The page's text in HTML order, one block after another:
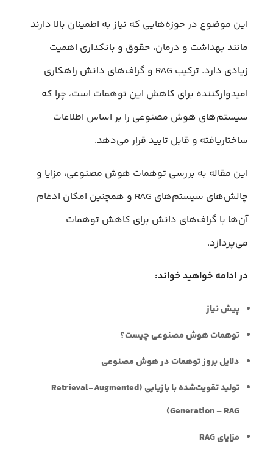
این موضوع در حوزه‌هایی که نیاز به اطمینان بالا دارند
مانند بهداشت و درمان، حقوق و بانکداری اهمیت
زیادی دارد. ترکیب RAG و گراف‌های دانش راهکاری
امیدوارکننده برای کاهش این توهمات است، چرا که
سیستم‌های هوش مصنوعی را بر اساس اطلاعات
ساختاریافته و قابل تایید قرار می‌دهد.
این مقاله به بررسی توهمات هوش مصنوعی، مزایا و
چالش‌های سیستم‌های RAG و همچنین امکان ادغام
آن‌ها با گراف‌های دانش برای کاهش توهمات
می‌پردازد.
در ادامه خواهید خواند:
پیش نیاز
توهمات هوش مصنوعی چیست؟
دلایل بروز توهمات در هوش مصنوعی
تولید تقویت‌شده با بازیابی (Retrieval-Augmented
Generation – RAG)
مزایای RAG